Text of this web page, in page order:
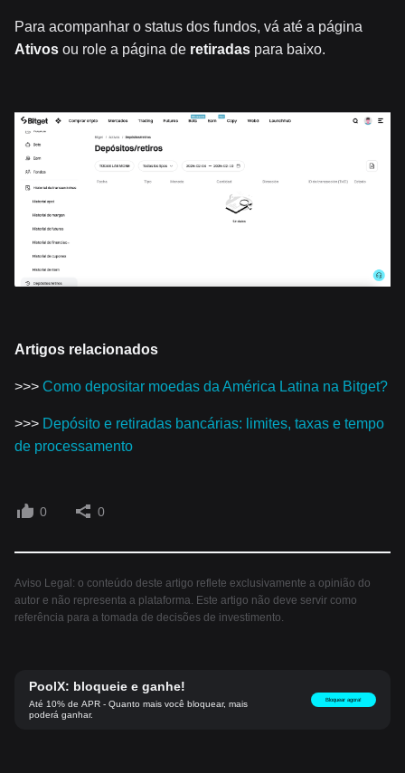
Para acompanhar o status dos fundos, vá até a página
Ativos ou role a página de retiradas para baixo.
Artigos relacionados
>>> Como depositar moedas da América Latina na Bitget?
>>> Depósito e retiradas bancárias: limites, taxas e tempo
de processamento
0 0
Aviso Legal: o conteúdo deste artigo reflete exclusivamente a opinião do
autor e não representa a plataforma. Este artigo não deve servir como
referência para a tomada de decisões de investimento.
PoolX: bloqueie e ganhe!
Até 10% de APR - Quanto mais você bloquear, mais
poderá ganhar.
Bloquear agora!